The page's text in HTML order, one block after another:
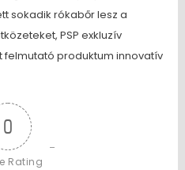
sokadik rókabőr lesz a
PSP exkluzív
produktum innovatív
0
Rating